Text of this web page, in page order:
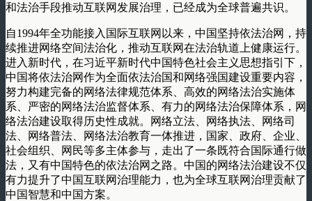
和法治手段推动互联网发展治理，已经成为全球普遍共识。
自1994年全功能接入国际互联网以来，中国坚持依法治网，持
续推进网络空间法治化，推动互联网在法治轨道上健康运行。
进入新时代，在习近平新时代中国特色社会主义思想指引下，
中国将依法治网作为全面依法治国和网络强国建设重要内容，
努力构建完备的网络法律规范体系、高效的网络法治实施体
系、严密的网络法治监督体系、有力的网络法治保障体系，网
络法治建设取得历史性成就。网络立法、网络执法、网络司
法、网络普法、网络法治教育一体推进，国家、政府、企业、
社会组织、网民等多主体参与，走出了一条既符合国际通行做
法，又有中国特色的依法治网之路。中国的网络法治建设不仅
有力提升了中国互联网治理能力，也为全球互联网治理贡献了
中国智慧和中国方案。